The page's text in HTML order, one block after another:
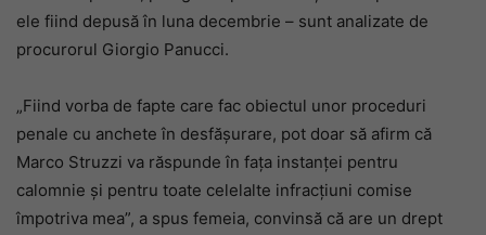
ele fiind depusă în luna decembrie – sunt analizate de
procurorul Giorgio Panucci.
„Fiind vorba de fapte care fac obiectul unor proceduri
penale cu anchete în desfășurare, pot doar să afirm că
Marco Struzzi va răspunde în fața instanței pentru
calomnie și pentru toate celelalte infracțiuni comise
împotriva mea”, a spus femeia, convinsă că are un drept